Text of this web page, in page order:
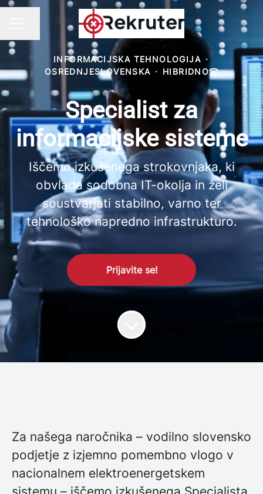
KARIERNI MENI
Ali lahko delite stran
INFORMACIJSKA TEHNOLOGIJA ·
OSREDNJESLOVENSKA · HIBRIDNO
Specialist za
informacijske sisteme
Iščemo izkušenega strokovnjaka, ki
obvlada sodobna IT-okolja in želi
soustvarjati stabilno, varno ter
tehnološko napredno infrastrukturo.
Prijavite se!
Za našega naročnika – vodilno slovensko
podjetje z izjemno pomembno vlogo v
nacionalnem elektroenergetskem